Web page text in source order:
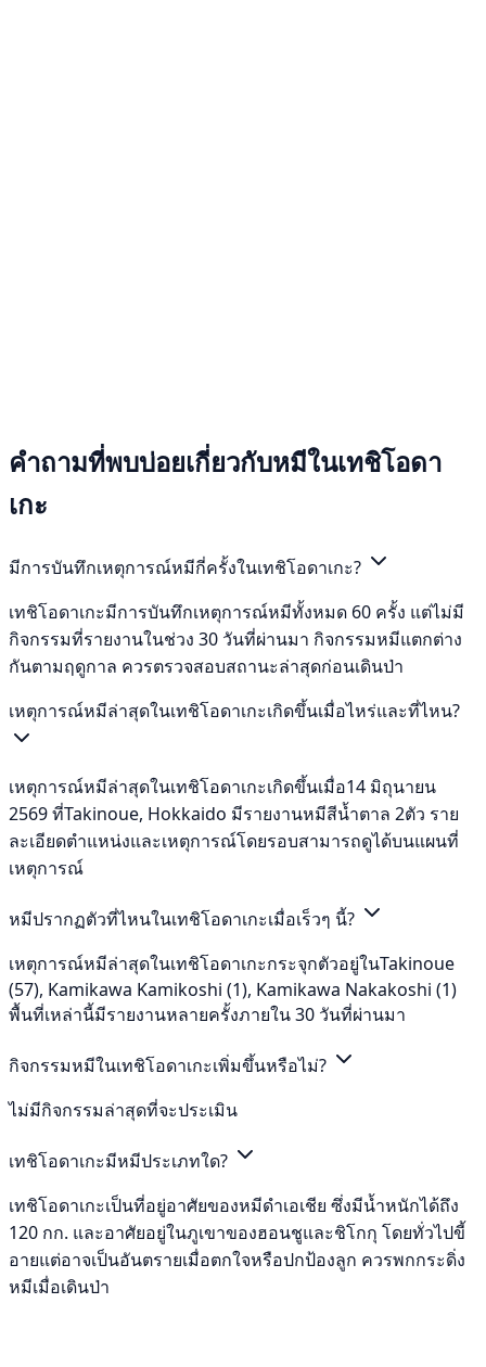
คำถามที่พบบ่อยเกี่ยวกับหมีในเทชิโอดา
เกะ
มีการบันทึกเหตุการณ์หมีกี่ครั้งในเทชิโอดาเกะ?
เทชิโอดาเกะมีการบันทึกเหตุการณ์หมีทั้งหมด 60 ครั้ง แต่ไม่มี
กิจกรรมที่รายงานในช่วง 30 วันที่ผ่านมา กิจกรรมหมีแตกต่าง
กันตามฤดูกาล ควรตรวจสอบสถานะล่าสุดก่อนเดินป่า
เหตุการณ์หมีล่าสุดในเทชิโอดาเกะเกิดขึ้นเมื่อไหร่และที่ไหน?
เหตุการณ์หมีล่าสุดในเทชิโอดาเกะเกิดขึ้นเมื่อ14 มิถุนายน
2569 ที่Takinoue, Hokkaido มีรายงานหมีสีน้ำตาล 2ตัว ราย
ละเอียดตำแหน่งและเหตุการณ์โดยรอบสามารถดูได้บนแผนที่
เหตุการณ์
หมีปรากฏตัวที่ไหนในเทชิโอดาเกะเมื่อเร็วๆ นี้?
เหตุการณ์หมีล่าสุดในเทชิโอดาเกะกระจุกตัวอยู่ในTakinoue
(57), Kamikawa Kamikoshi (1), Kamikawa Nakakoshi (1)
พื้นที่เหล่านี้มีรายงานหลายครั้งภายใน 30 วันที่ผ่านมา
กิจกรรมหมีในเทชิโอดาเกะเพิ่มขึ้นหรือไม่?
ไม่มีกิจกรรมล่าสุดที่จะประเมิน
เทชิโอดาเกะมีหมีประเภทใด?
เทชิโอดาเกะเป็นที่อยู่อาศัยของหมีดำเอเชีย ซึ่งมีน้ำหนักได้ถึง
120 กก. และอาศัยอยู่ในภูเขาของฮอนชูและชิโกกุ โดยทั่วไปขี้
อายแต่อาจเป็นอันตรายเมื่อตกใจหรือปกป้องลูก ควรพกกระดิ่ง
หมีเมื่อเดินป่า